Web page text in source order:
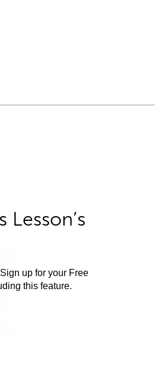
up for your Free
this feature.